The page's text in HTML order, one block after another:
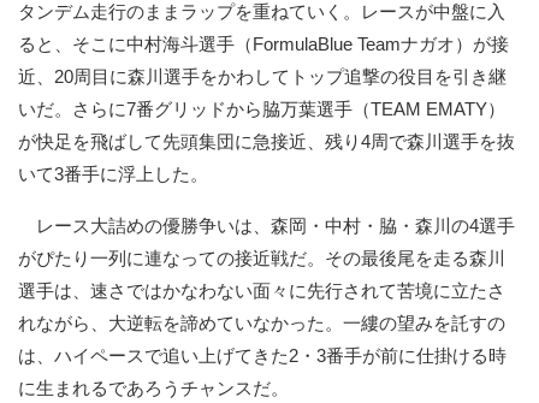
タンデム走行のままラップを重ねていく。レースが中盤に入
ると、そこに中村海斗選手（FormulaBlue Teamナガオ）が接
近、20周目に森川選手をかわしてトップ追撃の役目を引き継
いだ。さらに7番グリッドから脇万葉選手（TEAM EMATY）
が快足を飛ばして先頭集団に急接近、残り4周で森川選手を抜
いて3番手に浮上した。
レース大詰めの優勝争いは、森岡・中村・脇・森川の4選手
がぴたり一列に連なっての接近戦だ。その最後尾を走る森川
選手は、速さではかなわない面々に先行されて苦境に立たさ
れながら、大逆転を諦めていなかった。一縷の望みを託すの
は、ハイペースで追い上げてきた2・3番手が前に仕掛ける時
に生まれるであろうチャンスだ。